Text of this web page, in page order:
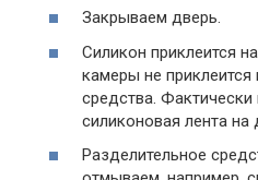
Закрываем дверь.
Силикон приклеится
камеры не приклеится
средства. Фактически
силиконовая лента на
Разделительное